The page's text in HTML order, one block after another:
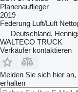
Planenauflieger
2019
Federung Luft/Luft
Deutschland,
WALTECO TRUCK
Verkäufer kontaktieren
Melden Sie sich hier
erhalten